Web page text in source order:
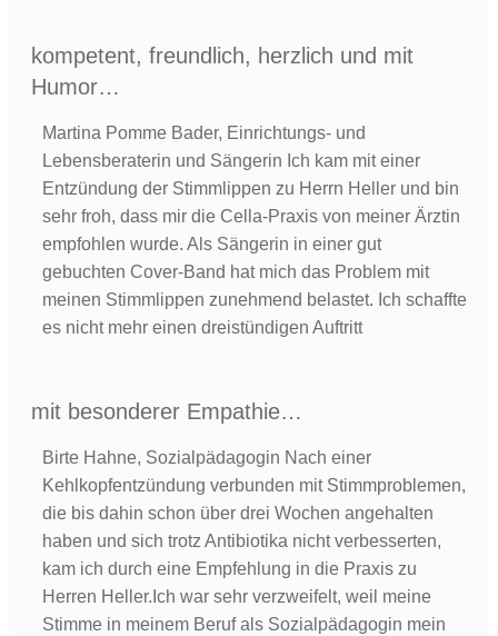
kompetent, freundlich, herzlich und mit
Humor…
Martina Pomme Bader, Einrichtungs- und
Lebensberaterin und Sängerin Ich kam mit einer
Entzündung der Stimmlippen zu Herrn Heller und bin
sehr froh, dass mir die Cella-Praxis von meiner Ärztin
empfohlen wurde. Als Sängerin in einer gut
gebuchten Cover-Band hat mich das Problem mit
meinen Stimmlippen zunehmend belastet. Ich schaffte
es nicht mehr einen dreistündigen Auftritt
mit besonderer Empathie…
Birte Hahne, Sozialpädagogin Nach einer
Kehlkopfentzündung verbunden mit Stimmproblemen,
die bis dahin schon über drei Wochen angehalten
haben und sich trotz Antibiotika nicht verbesserten,
kam ich durch eine Empfehlung in die Praxis zu
Herren Heller.Ich war sehr verzweifelt, weil meine
Stimme in meinem Beruf als Sozialpädagogin mein